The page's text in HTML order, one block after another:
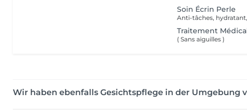
Soin Écrin Perle
Anti-tâches,
Traitement
( Sans aiguilles )
Wir haben ebenfalls Gesichtspflege in der Umgebung